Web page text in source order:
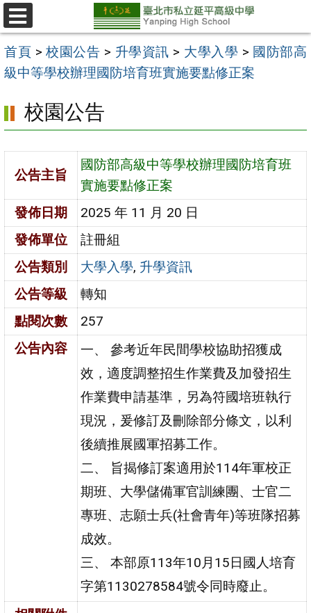
跳
至
主
要
區
選
單
首頁 >校園公告 > 升學資訊 > 大學入學 > 國防部高
級中等學校辦理國防培育班實施要點修正案
校園公告
公告主旨
國防部高級中等學校辦理國防培育班
實施要點修正案
發佈日期
2025 年 11 月 20 日
發佈單位
註冊組
公告類別
大學入學, 升學資訊
公告等級
轉知
點閱次數
257
公告內容
一、 參考近年民間學校協助招獲成
效，適度調整招生作業費及加發招生
作業費申請基準，另為符國培班執行
現況，爰修訂及刪除部分條文，以利
後續推展國軍招募工作。
二、 旨揭修訂案適用於114年軍校正
期班、大學儲備軍官訓練團、士官二
專班、志願士兵(社會青年)等班隊招募
成效。
三、 本部原113年10月15日國人培育
字第1130278584號令同時廢止。